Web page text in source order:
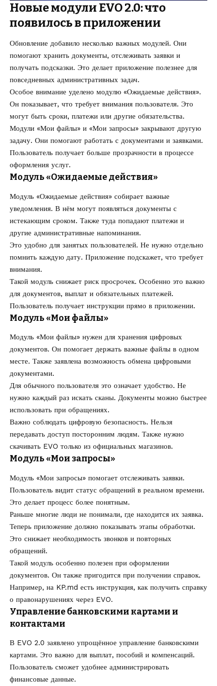
Новые модули EVO 2.0: что
появилось в приложении
Обновление добавило несколько важных модулей. Они
помогают хранить документы, отслеживать заявки и
получать подсказки. Это делает приложение полезнее для
повседневных административных задач.
Особое внимание уделено модулю «Ожидаемые действия».
Он показывает, что требует внимания пользователя. Это
могут быть сроки, платежи или другие обязательства.
Модули «Мои файлы» и «Мои запросы» закрывают другую
задачу. Они помогают работать с документами и заявками.
Пользователь получает больше прозрачности в процессе
оформления услуг.
Модуль «Ожидаемые действия»
Модуль «Ожидаемые действия» собирает важные
уведомления. В нём могут появляться документы с
истекающим сроком. Также туда попадают платежи и
другие административные напоминания.
Это удобно для занятых пользователей. Не нужно отдельно
помнить каждую дату. Приложение подскажет, что требует
внимания.
Такой модуль снижает риск просрочек. Особенно это важно
для документов, выплат и обязательных платежей.
Пользователь получает инструкции прямо в приложении.
Модуль «Мои файлы»
Модуль «Мои файлы» нужен для хранения цифровых
документов. Он помогает держать важные файлы в одном
месте. Также заявлена возможность обмена цифровыми
документами.
Для обычного пользователя это означает удобство. Не
нужно каждый раз искать сканы. Документы можно быстрее
использовать при обращениях.
Важно соблюдать цифровую безопасность. Нельзя
передавать доступ посторонним людям. Также нужно
скачивать EVO только из официальных магазинов.
Модуль «Мои запросы»
Модуль «Мои запросы» помогает отслеживать заявки.
Пользователь видит статус обращений в реальном времени.
Это делает процесс более понятным.
Раньше многие люди не понимали, где находится их заявка.
Теперь приложение должно показывать этапы обработки.
Это снижает необходимость звонков и повторных
обращений.
Такой модуль особенно полезен при оформлении
документов. Он также пригодится при получении справок.
Например, на KP.md есть инструкция, как получить справку
о правонарушениях через EVO.
Управление банковскими картами и
контактами
В EVO 2.0 заявлено упрощённое управление банковскими
картами. Это важно для выплат, пособий и компенсаций.
Пользователь сможет удобнее администрировать
финансовые данные.